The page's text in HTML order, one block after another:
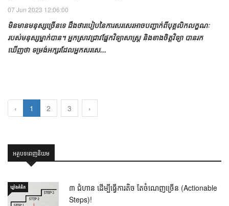
07 Jun 2023 12:06:00
មិនមានមនុស្សច្រើនទេ ដឹងថារបៀបនៃការសរសេរអាចបញ្ជាក់ពីបុគ្គលិកលក្ខណៈ
របស់មនុស្សម្នាក់បាន។ អ្នកស្រាវជ្រាវផ្នែកវិទ្យាសាស្ត្រ និងខាងចិត្តវិទ្យា បានរក
ឃើញថា ទម្រង់អក្សរដែលអ្នកសរសេ...
‹ 1 2 3 ›
អត្ថបទពេញនិយម
ឃ្លាំង​គំនិត
៣ ជំហាន ដើម្បីធ្វើការតិច តែចំណេញច្រើន (Actionable
Steps)!